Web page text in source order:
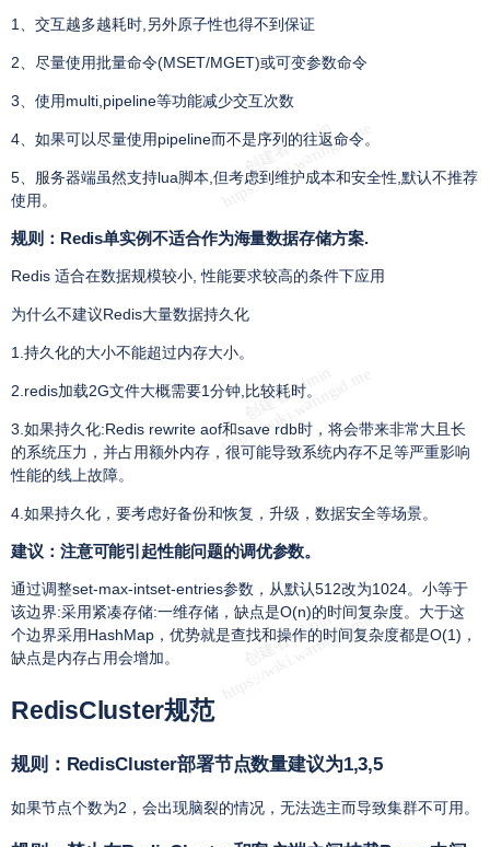
1、交互越多越耗时,另外原子性也得不到保证
2、尽量使用批量命令(MSET/MGET)或可变参数命令
3、使用multi,pipeline等功能减少交互次数
4、如果可以尽量使用pipeline而不是序列的往返命令。
5、服务器端虽然支持lua脚本,但考虑到维护成本和安全性,默认不推荐
使用。
规则：Redis单实例不适合作为海量数据存储方案.
Redis 适合在数据规模较小, 性能要求较高的条件下应用
为什么不建议Redis大量数据持久化
1.持久化的大小不能超过内存大小。
2.redis加载2G文件大概需要1分钟,比较耗时。
3.如果持久化:Redis rewrite aof和save rdb时，将会带来非常大且长
的系统压力，并占用额外内存，很可能导致系统内存不足等严重影响
性能的线上故障。
4.如果持久化，要考虑好备份和恢复，升级，数据安全等场景。
建议：注意可能引起性能问题的调优参数。
通过调整set-max-intset-entries参数，从默认512改为1024。小等于
该边界:采用紧凑存储:一维存储，缺点是O(n)的时间复杂度。大于这
个边界采用HashMap，优势就是查找和操作的时间复杂度都是O(1)，
缺点是内存占用会增加。
RedisCluster规范
规则：RedisCluster部署节点数量建议为1,3,5
如果节点个数为2，会出现脑裂的情况，无法选主而导致集群不可用。